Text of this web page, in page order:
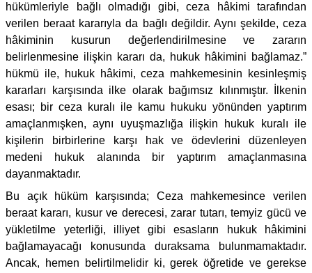
hükümleriyle bağlı olmadığı gibi, ceza hâkimi tarafından
verilen beraat kararıyla da bağlı değildir. Aynı şekilde, ceza
hâkiminin kusurun değerlendirilmesine ve zararın
belirlenmesine ilişkin kararı da, hukuk hâkimini bağlamaz.”
hükmü ile, hukuk hâkimi, ceza mahkemesinin kesinleşmiş
kararları karşısında ilke olarak bağımsız kılınmıştır. İlkenin
esası; bir ceza kuralı ile kamu hukuku yönünden yaptırım
amaçlanmışken, aynı uyuşmazlığa ilişkin hukuk kuralı ile
kişilerin birbirlerine karşı hak ve ödevlerini düzenleyen
medeni hukuk alanında bir yaptırım amaçlanmasına
dayanmaktadır.
Bu açık hüküm karşısında; Ceza mahkemesince verilen
beraat kararı, kusur ve derecesi, zarar tutarı, temyiz gücü ve
yükletilme yeterliği, illiyet gibi esasların hukuk hâkimini
bağlamayacağı konusunda duraksama bulunmamaktadır.
Ancak, hemen belirtilmelidir ki, gerek öğretide ve gerekse